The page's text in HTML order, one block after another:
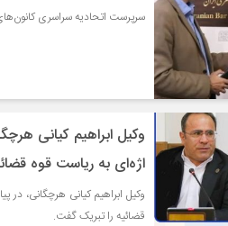
سرپرست اتحادیه سراسری کانون‌های
وکیل ابراهیم کیانی
اژه‌ای به ریاست قوه
وکیل ابراهیم کیانی هرچگانی،
قضائیه را تبریک گفت.